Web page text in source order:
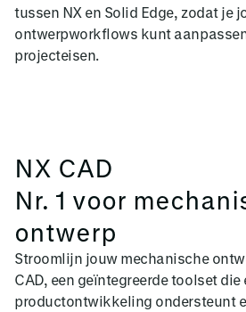
tussen NX en Solid Edge, zodat je
ontwerpworkflows kunt
projecteisen.
NX CAD
Nr. 1 voor
ontwerp
Stroomlijn jouw mechanische
CAD, een geïntegreerde toolset die
productontwikkeling ondersteunt